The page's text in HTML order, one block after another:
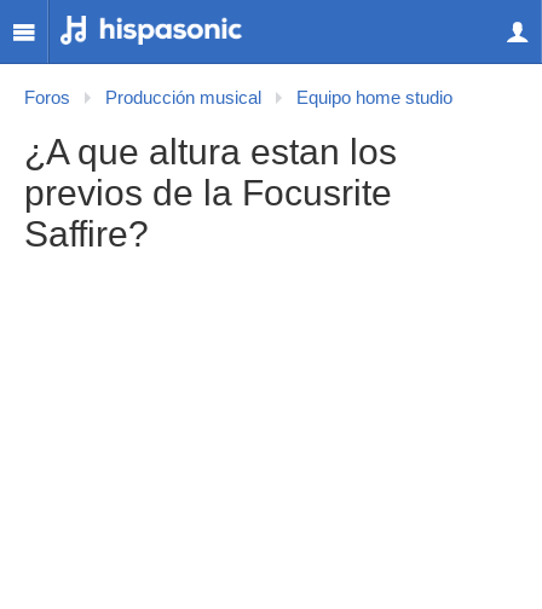
Foros Producción musical Equipo home studio
¿A que altura estan los
previos de la Focusrite
Saffire?